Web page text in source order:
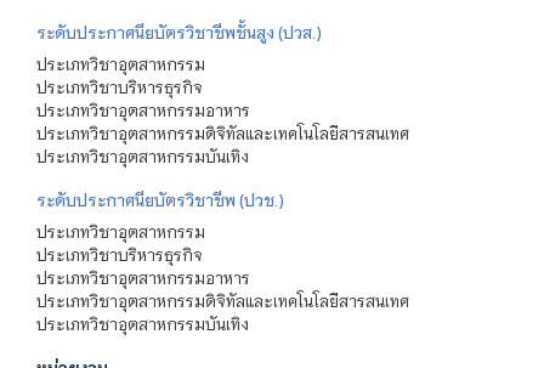
ระดับประกาศนียบัตรวิชาชีพชั้นสูง (ปวส.)
ประเภทวิชาอุตสาหกรรม
ประเภทวิชาบริหารธุรกิจ
ประเภทวิชาอุตสาหกรรมอาหาร
ประเภทวิชาอุตสาหกรรมดิจิทัลและเทคโนโลยีสารสนเทศ
ประเภทวิชาอุตสาหกรรมบันเทิง
ระดับประกาศนียบัตรวิชาชีพ (ปวช.)
ประเภทวิชาอุตสาหกรรม
ประเภทวิชาบริหารธุรกิจ
ประเภทวิชาอุตสาหกรรมอาหาร
ประเภทวิชาอุตสาหกรรมดิจิทัลและเทคโนโลยีสารสนเทศ
ประเภทวิชาอุตสาหกรรมบันเทิง